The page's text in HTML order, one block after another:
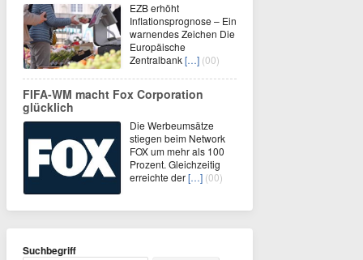
EZB erhöht
Inflationsprognose – Ein
warnendes Zeichen Die
Europäische
Zentralbank[…] (00)
FIFA-WM macht Fox Corporation
glücklich
Die Werbeumsätze
stiegen beim Network
FOX um mehr als 100
Prozent. Gleichzeitig
erreichte der[…] (00)
Suchbegriff